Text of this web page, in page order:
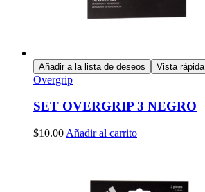
Añadir a la lista de deseos Vista rápida
Overgrip
SET OVERGRIP 3 NEGRO
$10.00 Añadir al carrito